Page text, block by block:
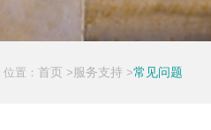
位置： 首页 > 服务支持 >常见问题